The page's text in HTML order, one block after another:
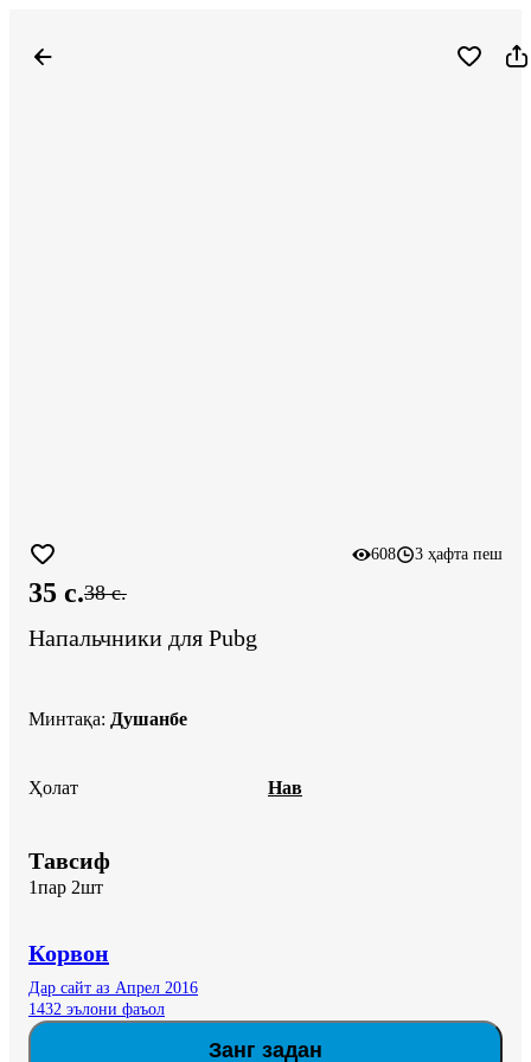
608 3 ҳафта пеш
35 c.38 c.
Напальчники для Pubg
Минтақа: Душанбе
Ҳолат Нав
Тавсиф
1пар 2шт
Корвон
Дар сайт аз Апрел 2016
1432 эълони фаъол
Занг задан